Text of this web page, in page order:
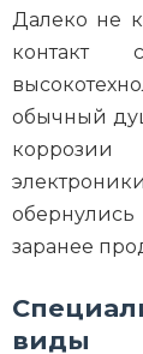
Далеко не
контакт
обычный
заранее
виды